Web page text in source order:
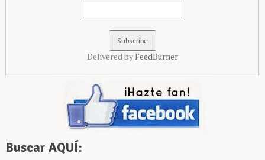
Delivered by FeedBurner
Buscar AQUÍ: